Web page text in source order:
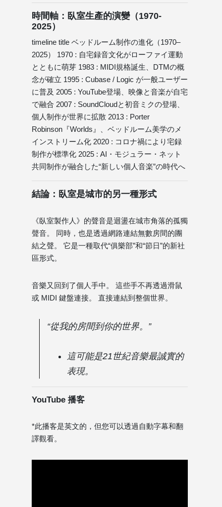
時間軸：臥室生產的演變（1970-
2025）
timeline title ベッドルーム制作の進化（1970–
2025） 1970 : 自宅録音文化がローファイ運動
とともに萌芽 1983 : MIDI規格誕生、DTMの概
念が確立 1995 : Cubase / Logic が一般ユーザー
に普及 2005 : YouTube登場、映像と音楽が自宅
で融合 2007 : SoundCloudと初音ミクの登場、
個人制作が世界に拡散 2013 : Porter
Robinson『Worlds』、ベッドルーム美学のメ
インストリーム化 2020 : コロナ禍により宅録
制作が標準化 2025 : AI・モジュラー・ネット
共同制作が融合した“新しい個人音楽”の時代へ
結論：臥室是城市的另一種形式
《臥室製作人》的聲音是迴盪在城市角落的孤獨
聲音。 同時，也是透過網路連結無數房間的團
結之聲。 它是一種取代“俱樂部”和“節日”的新社
區形式。
音樂又回到了個人手中。 這些手不再透過滑鼠
或 MIDI 鍵盤連接。 直接連結到整個世界。
“從我的房間到你的世界。”
這可能是21世紀音樂最誠實的
表現。
YouTube 播客
*此播客是英文的，但您可以透過自動字幕和翻
譯觀看。